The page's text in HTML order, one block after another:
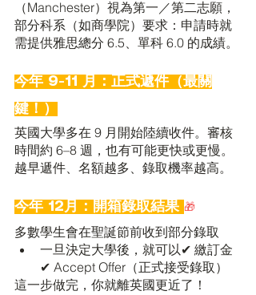
（Manchester）視為第一／第二志願，
部分科系（如商學院）要求：申請時就
需提供雅思總分 6.5、單科 6.0 的成績。
今年 9-11 月：正式遞件（最關
鍵！）
英國大學多在 9 月開始陸續收件。審核
時間約 6–8 週，也有可能更快或更慢。
越早遞件、名額越多、錄取機率越高。
今年 12月：開箱錄取結果 🎁
多數學生會在聖誕節前收到部分錄取
一旦決定大學後，就可以✔ 繳訂金
✔ Accept Offer（正式接受錄取）
這一步做完，你就離英國更近了！